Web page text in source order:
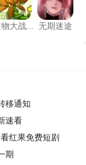
大战
无期迷途
移通知
速看
红果免费短剧
期